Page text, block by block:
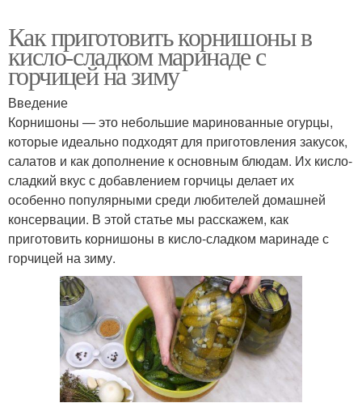
Как приготовить корнишоны в
кисло-сладком маринаде с
горчицей на зиму
Введение
Корнишоны — это небольшие маринованные огурцы,
которые идеально подходят для приготовления закусок,
салатов и как дополнение к основным блюдам. Их кисло-
сладкий вкус с добавлением горчицы делает их
особенно популярными среди любителей домашней
консервации. В этой статье мы расскажем, как
приготовить корнишоны в кисло-сладком маринаде с
горчицей на зиму.